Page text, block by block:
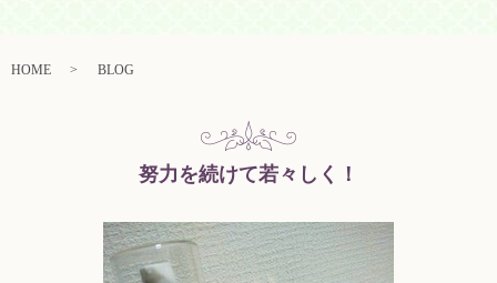
HOME BLOG
努力を続けて若々しく！